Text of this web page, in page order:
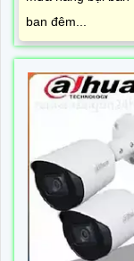
ban đêm...